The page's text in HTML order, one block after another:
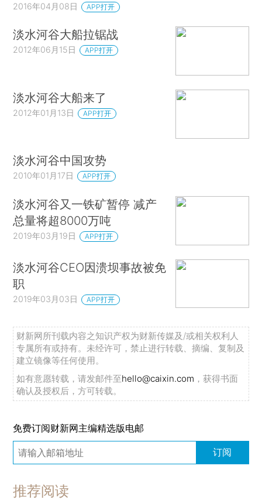
2016年04月08日 APP打开
淡水河谷大船拉锯战
2012年06月15日 APP打开
淡水河谷大船来了
2012年01月13日 APP打开
淡水河谷中国攻势
2010年01月17日 APP打开
淡水河谷又一铁矿暂停 减产
总量将超8000万吨
2019年03月19日 APP打开
淡水河谷CEO因溃坝事故被免
职
2019年03月03日 APP打开
财新网所刊载内容之知识产权为财新传媒及/或相关权利人
专属所有或持有。未经许可，禁止进行转载、摘编、复制及
建立镜像等任何使用。
如有意愿转载，请发邮件至hello@caixin.com ，获得书面
确认及授权后，方可转载。
免费订阅财新网主编精选版电邮
订阅
推荐阅读